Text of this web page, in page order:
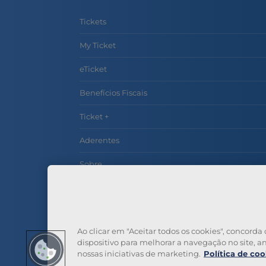
Tickets
My Ticket
eTicket
Benefícios Fiscais
Ticket +
Aderentes
Sobre
Ao clicar em "Aceitar todos os cookies",
dispositivo para melhorar a navegação no site,
nossas iniciativas de marketing. Política de